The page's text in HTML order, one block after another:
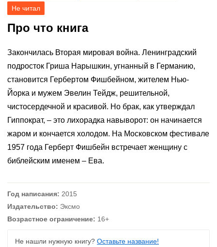
Не читал
Про что книга
Закончилась Вторая мировая война. Ленинградский
подросток Гриша Нарышкин, угнанный в Германию,
становится Гербертом Фишбейном, жителем Нью-
Йорка и мужем Эвелин Тейдж, решительной,
чистосердечной и красивой. Но брак, как утверждал
Гиппократ, – это лихорадка навыворот: он начинается
жаром и кончается холодом. На Московском фестивале
1957 года Герберт Фишбейн встречает женщину с
библейским именем – Ева.
Год написания: 2015
Издательство: Эксмо
Возрастное ограничение: 16+
Не нашли нужную книгу? Оставьте название!